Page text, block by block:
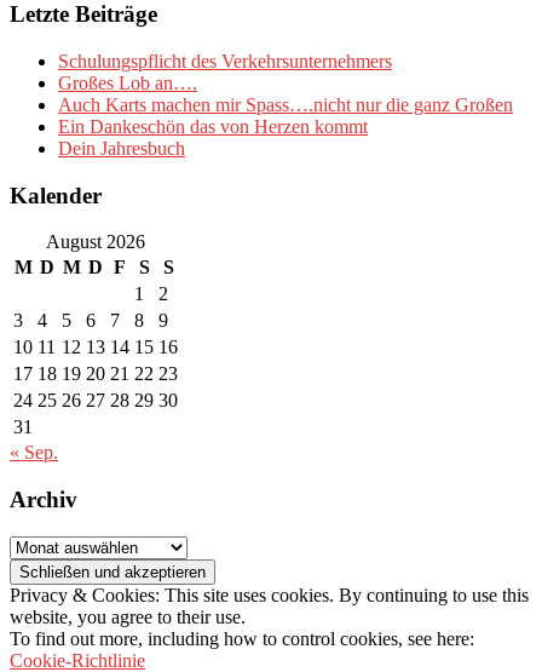
Letzte Beiträge
Schulungspflicht des Verkehrsunternehmers
Großes Lob an….
Auch Karts machen mir Spass….nicht nur die ganz Großen
Ein Dankeschön das von Herzen kommt
Dein Jahresbuch
Kalender
August 2026
M D M D F S
S
1
2
3
4 5 6 7 8
9
10 11 12 13 14 15 16
17 18 19 20 21 22 23
24 25 26 27 28 29 30
31
« Sep.
Archiv
Archiv
Privacy & Cookies: This site uses cookies. By continuing to use this
website, you agree to their use.
To find out more, including how to control cookies, see here:
Cookie-Richtlinie